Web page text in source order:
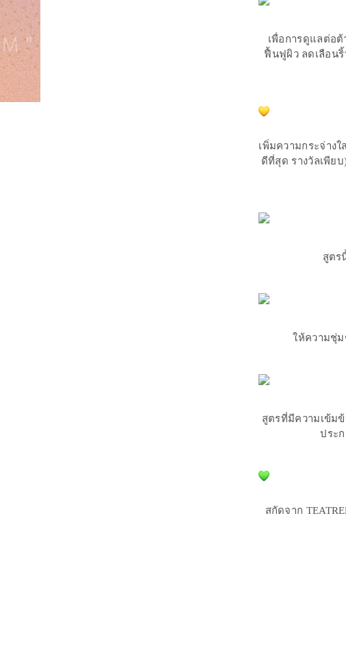
เพื่อการดูแลต่อ
ฟื้นฟูผิว ลดเลือน
เพิ่มความกระจ่าง
ดีที่สุด รางวัลเพีย
สูตร
ให้ความชุ่
สูตรที่มีความเข้ม
ประ
สกัดจาก